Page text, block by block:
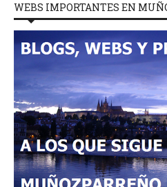
WEBS IMPORTANTES EN